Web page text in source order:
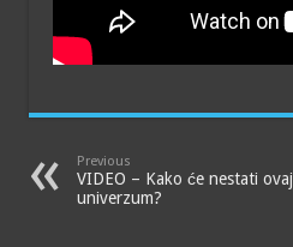
Previous
VIDEO – Kako će nestati ovaj
univerzum?